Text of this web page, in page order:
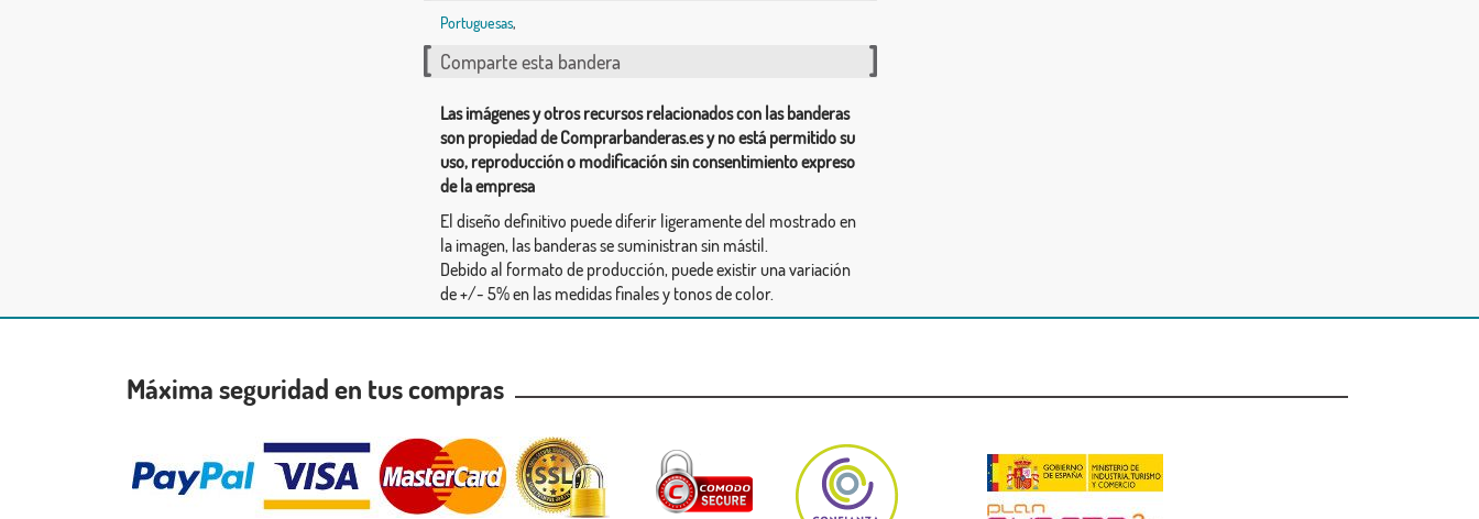
Portuguesas,
Comparte esta bandera
Las imágenes y otros recursos relacionados con las banderas
son propiedad de Comprarbanderas.es y no está permitido su
uso, reproducción o modificación sin consentimiento expreso
de la empresa
El diseño definitivo puede diferir ligeramente del mostrado en
la imagen, las banderas se suministran sin mástil.
Debido al formato de producción, puede existir una variación
de +/- 5% en las medidas finales y tonos de color.
Máxima seguridad en tus compras